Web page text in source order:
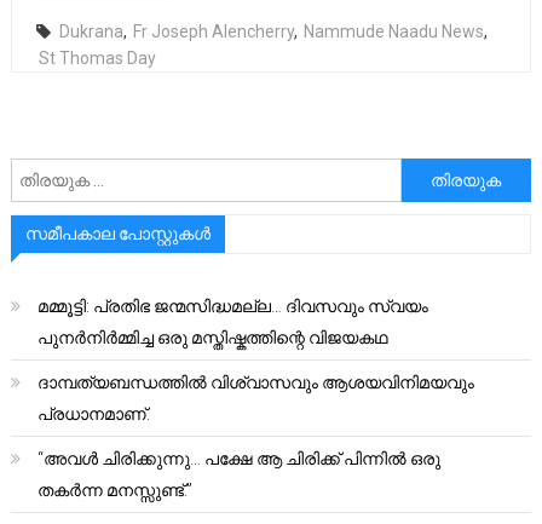
Dukrana, Fr Joseph Alencherry, Nammude Naadu News,
St Thomas Day
അനേഷിക്കുക
സമീപകാല പോസ്റ്റുകൾ
മമ്മൂട്ടി: പ്രതിഭ ജന്മസിദ്ധമല്ല… ദിവസവും സ്വയം
പുനർനിർമ്മിച്ച ഒരു മസ്തിഷ്കത്തിന്റെ വിജയകഥ
ദാമ്പത്യബന്ധത്തിൽ വിശ്വാസവും ആശയവിനിമയവും
പ്രധാനമാണ്.
“അവൾ ചിരിക്കുന്നു… പക്ഷേ ആ ചിരിക്ക് പിന്നിൽ ഒരു
തകർന്ന മനസ്സുണ്ട്.”